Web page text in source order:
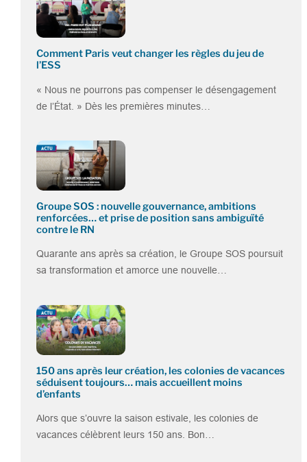
Comment Paris veut changer les règles du jeu de
l’ESS
« Nous ne pourrons pas compenser le désengagement
de l’État. » Dès les premières minutes…
Groupe SOS : nouvelle gouvernance, ambitions
renforcées… et prise de position sans ambiguïté
contre le RN
Quarante ans après sa création, le Groupe SOS poursuit
sa transformation et amorce une nouvelle…
150 ans après leur création, les colonies de vacances
séduisent toujours… mais accueillent moins
d’enfants
Alors que s’ouvre la saison estivale, les colonies de
vacances célèbrent leurs 150 ans. Bon…